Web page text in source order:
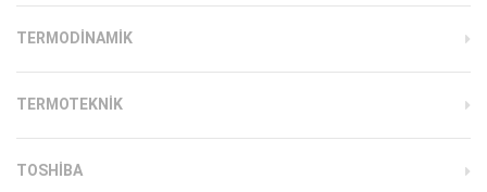
TERMODINAMIK
TERMOTEKNIK
TOSHIBA